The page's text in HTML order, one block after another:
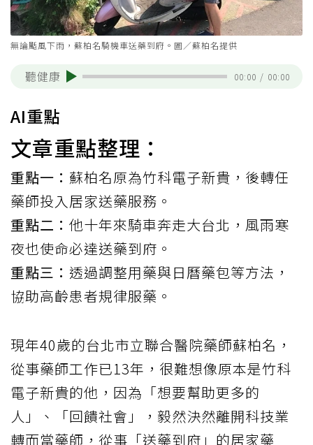
無論颳風下雨，蘇柏名騎機車送藥到府。圖／蘇柏名提供
聽健康 00:00 / 00:00
AI重點
文章重點整理：
重點一： 蘇柏名原為竹科電子新貴，後轉任
藥師投入居家送藥服務。
重點二： 他十年來騎車奔走大台北，風雨寒
夜也使命必達送藥到府。
重點三： 透過調整用藥與日曆藥包等方法，
協助高齡患者規律服藥。
現年40歲的台北市立聯合醫院藥師蘇柏名，
從事藥師工作已13年，很難想像原本是竹科
電子新貴的他，因為「想要幫助更多的
人」、「回饋社會」，毅然決然離開科技業
轉而當藥師，從事「送藥到府」的居家藥